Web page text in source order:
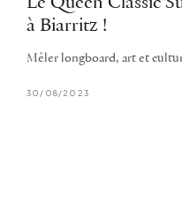
à Biarritz !
Mêler longboard, art et
30/08/2023